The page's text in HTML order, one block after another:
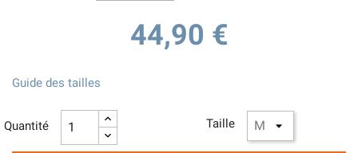
44,90 €
Taille
Guide des tailles
Quantité